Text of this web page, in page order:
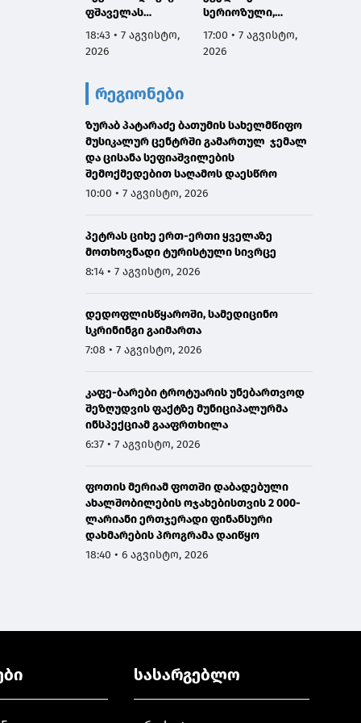
ფშაველას
გამზირების
კვეთიდან ჟვანიას
მოძრაობა
დროებით
შეიზღუდება
18:43 • 7 აგვისტო,
2026
სერიოზული,
ოფიციალური
განცხადება ჩემგან
დამეხმარეთ
გაზიარებაში"
17:00 • 7 აგვისტო,
2026
რეგიონები
ზურაბ პატარაძე ბათუმის სახელმწიფო
მუსიკალურ ცენტრში გამართულ ჯემალ
და ცისანა სეფიაშვილების
შემოქმედებით საღამოს დაესწრო
10:00 • 7 აგვისტო, 2026
პეტრას ციხე ერთ-ერთი ყველაზე
მოთხოვნადი ტურისტული სივრცე
8:14 • 7 აგვისტო, 2026
დედოფლისწყაროში, სამედიცინო
სკრინინგი გაიმართა
7:08 • 7 აგვისტო, 2026
კაფე-ბარები ტროტუარის უნებართვოდ
შეზღუდვის ფაქტზე მუნიციპალურმა
ინსპექციამ გააფრთხილა
6:37 • 7 აგვისტო, 2026
ფოთის მერიამ ფოთში დაბადებული
ახალშობილების ოჯახებისთვის 2 000-
ლარიანი ერთჯერადი ფინანსური
დახმარების პროგრამა დაიწყო
18:40 • 6 აგვისტო, 2026
სასარგებლო